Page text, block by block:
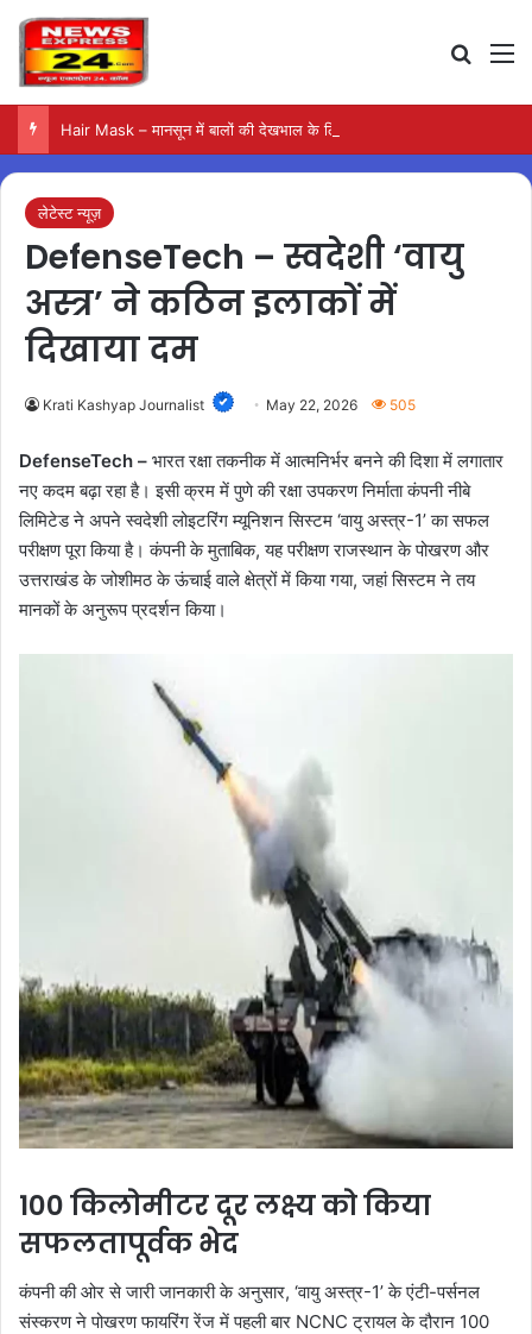
Hair Mask – मानसून में बालों की देखभाल के लिए आजमाएं अंडे का मास्क
लेटेस्ट न्यूज़
DefenseTech – स्वदेशी ‘वायु
अस्त्र’ ने कठिन इलाकों में
दिखाया दम
Krati Kashyap Journalist May 22, 2026 505
DefenseTech – भारत रक्षा तकनीक में आत्मनिर्भर बनने की दिशा में लगातार
नए कदम बढ़ा रहा है। इसी क्रम में पुणे की रक्षा उपकरण निर्माता कंपनी नीबे
लिमिटेड ने अपने स्वदेशी लोइटरिंग म्यूनिशन सिस्टम ‘वायु अस्त्र-1’ का सफल
परीक्षण पूरा किया है। कंपनी के मुताबिक, यह परीक्षण राजस्थान के पोखरण और
उत्तराखंड के जोशीमठ के ऊंचाई वाले क्षेत्रों में किया गया, जहां सिस्टम ने तय
मानकों के अनुरूप प्रदर्शन किया।
100 किलोमीटर दूर लक्ष्य को किया
सफलतापूर्वक भेद
कंपनी की ओर से जारी जानकारी के अनुसार, ‘वायु अस्त्र-1’ के एंटी-पर्सनल
संस्करण ने पोखरण फायरिंग रेंज में पहली बार NCNC ट्रायल के दौरान 100